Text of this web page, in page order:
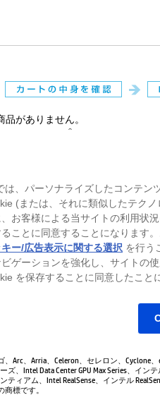
がありません。
ンアップ
Arc、Arria、Celeron、セレロン、Cyclone
、Intel Data Center GPU Max Series、イ
ンティアム、Intel RealSense、インテル
標です。
は、パーソナライズしたコンテン
(または、それに類似したテク
お客様による当サイトの利用状
ことに同意することになります
ー/広告表示に関する選択 を行う
ビゲーションを強化し、サイトの
を保存することに同意したこと